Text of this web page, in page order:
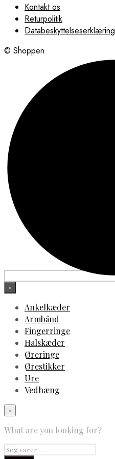
Kontakt os
Returpolitik
Databeskyttelseserklæring
© Shoppen
×
Ankelkæder
Armbånd
Fingerringe
Halskæder
Øreringe
Ørestikker
Ure
Vedhæng
×
What are you looking for?